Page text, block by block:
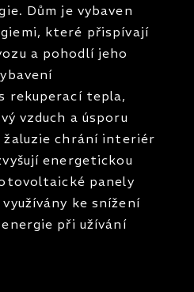
Dům je vybaven
které přispívají
a pohodlí jeho
rekuperací tepla,
vzduch a úsporu
žaluzie chrání interiér
energetickou
panely
ke snížení
při užívání